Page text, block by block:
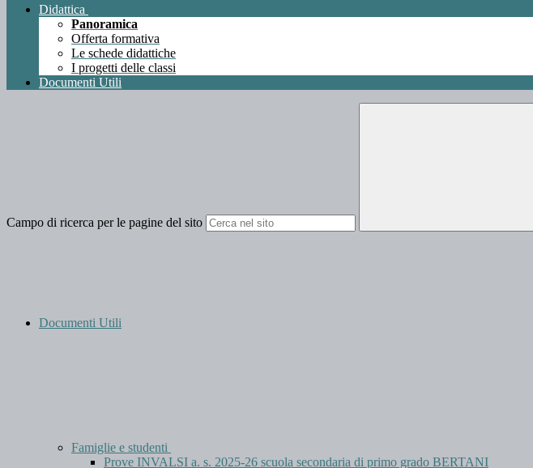
Didattica
Panoramica
Offerta formativa
Le schede didattiche
I progetti delle classi
Documenti Utili
Campo di ricerca per le pagine del sito
Documenti Utili
Famiglie e studenti
Prove INVALSI a. s. 2025-26 scuola secondaria di primo grado BERTANI